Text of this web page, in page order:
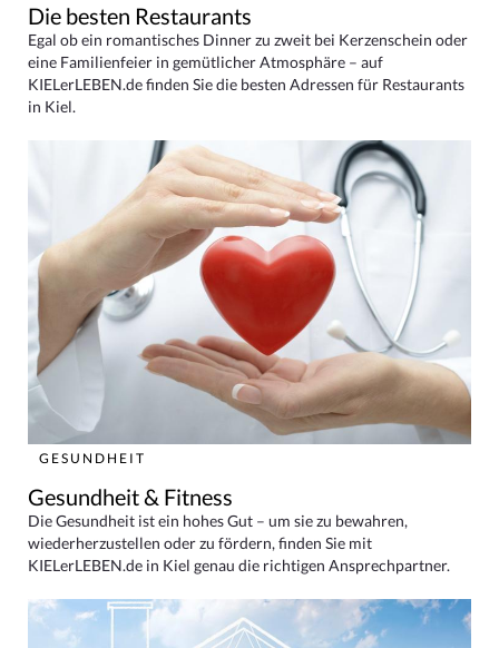
Die besten Restaurants
Egal ob ein romantisches Dinner zu zweit bei Kerzenschein oder
eine Familienfeier in gemütlicher Atmosphäre – auf
KIELerLEBEN.de finden Sie die besten Adressen für Restaurants
in Kiel.
GESUNDHEIT
Gesundheit & Fitness
Die Gesundheit ist ein hohes Gut – um sie zu bewahren,
wiederherzustellen oder zu fördern, finden Sie mit
KIELerLEBEN.de in Kiel genau die richtigen Ansprechpartner.